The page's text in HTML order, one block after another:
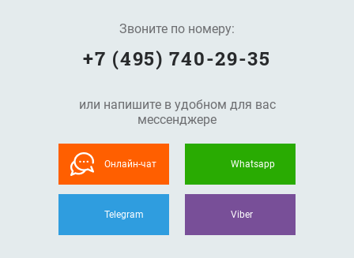
Звоните по номеру:
+7 (495) 740-29-35
или напишите в удобном для вас
мессенджере
Онлайн-чат Whatsapp
Telegram Viber